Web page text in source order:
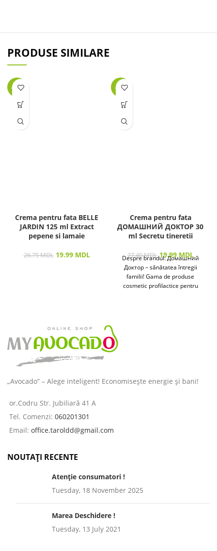
PRODUSE SIMILARE
-25%
Crema pentru fata BELLE
JARDIN 125 ml Extract
pepene si lamaie
26.75MDL 19.99 MDL
-27%
Crema pentru fata
ДОМАШНИЙ ДОКТОР 30
ml Secretu tineretii
27.40MDL 19.99 MDL
Despre brandul: Домашний
Доктор – sănătatea întregii
familii! Gama de produse
cosmetic profilactice pentru
„Avocado” – Alege inteligent! Economisește energie și bani!
or.Codru Str. Jubiliară 41 A
Tel. Comenzi: 060201301
Email: office.taroldd@gmail.com
NOUTAȚI RECENTE
Atenție consumatori !
Tuesday, 18 November 2025
Marea Deschidere !
Tuesday, 13 July 2021